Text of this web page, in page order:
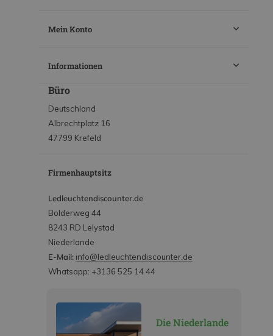
Mein Konto
Informationen
Büro
Deutschland
Albrechtplatz 16
47799 Krefeld
Firmenhauptsitz
Ledleuchtendiscounter.de
Bolderweg 44
8243 RD Lelystad
Niederlande
E-Mail: info@ledleuchtendiscounter.de
Whatsapp: +3136 525 14 44
Die Niederlande